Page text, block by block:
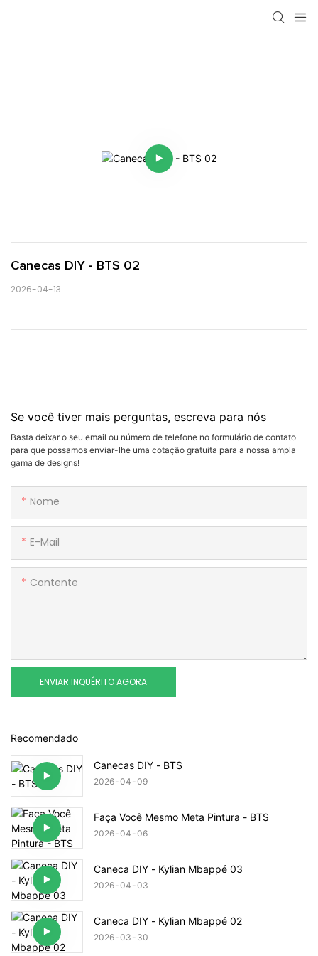
Canecas DIY - BTS 02
2026-04-13
Se você tiver mais perguntas, escreva para nós
Basta deixar o seu email ou número de telefone no formulário de contato
para que possamos enviar-lhe uma cotação gratuita para a nossa ampla
gama de designs!
Nome
E-Mail
Contente
ENVIAR INQUÉRITO AGORA
Recomendado
Canecas DIY - BTS
2026 04 09
Faça Você Mesmo Meta Pintura - BTS
2026 04 06
Caneca DIY - Kylian Mbappé 03
2026 04 03
Caneca DIY - Kylian Mbappé 02
2026 03 30